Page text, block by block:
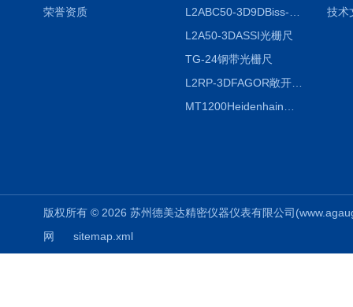
荣誉资质
L2A50-3DASSI光栅尺
TG-24钢带光栅尺
L2RP-3DFAGOR敞开式光栅尺
技术
版权所有 © 2026 苏州德美达精密仪器仪表有限公司
网
sitemap.xml